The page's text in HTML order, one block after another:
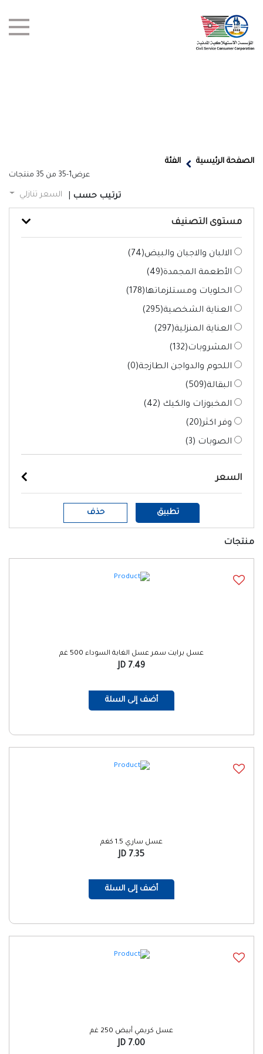
الفروع
الصفحة الرئيسية الفئة
عرض1-35 من 35 منتجات
ترتيب حسب السعر تنازلي
مستوى التصنيف
الالبان والاجبان والبيض(74
)
الأطعمة المجمدة(49
)
الحلويات ومستلزماتها(178
)
العناية الشخصية(295
)
العناية المنزلية(297
)
المشروبات(132
)
اللحوم والدواجن الطازجة(0
)
البقالة(509
)
المخبوزات والكيك (42
)
وفر اكثر(20
)
الصوبات (3
)
السعر
تطبيق حذف
منتجات
عسل برايت سمر عسل الغابة السوداء 500 غم
7.49 JD
أضف إلى السلة
عسل ساري 1.5 كغم
7.35 JD
أضف إلى السلة
عسل كريمي أبيض 250 غم
7.00 JD